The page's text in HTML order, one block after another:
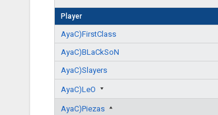
Player
AyaC)FirstClass
AyaC)BLaCkSoN
AyaC)Slayers
AyaC)LeO
AyaC)Piezas